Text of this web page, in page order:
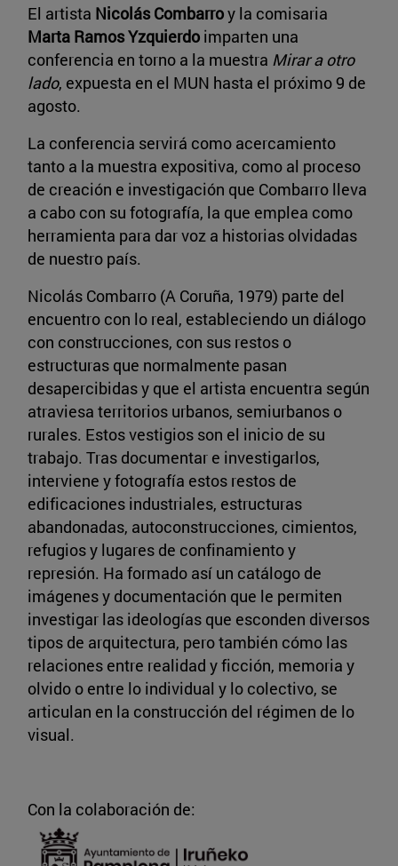
El artista Nicolás Combarroy la comisaria
Marta Ramos Yzquierdo imparten una
conferencia en torno a la muestra Mirar a otro
lado, expuesta en el MUN hasta el próximo 9 de
agosto.
La conferencia servirá como acercamiento
tanto a la muestra expositiva, como al proceso
de creación e investigación que Combarro lleva
a cabo con su fotografía, la que emplea como
herramienta para dar voz a historias olvidadas
de nuestro país.
Nicolás Combarro (A Coruña, 1979) parte del
encuentro con lo real, estableciendo un diálogo
con construcciones, con sus restos o
estructuras que normalmente pasan
desapercibidas y que el artista encuentra según
atraviesa territorios urbanos, semiurbanos o
rurales. Estos vestigios son el inicio de su
trabajo. Tras documentar e investigarlos,
interviene y fotografía estos restos de
edificaciones industriales, estructuras
abandonadas, autoconstrucciones, cimientos,
refugios y lugares de confinamiento y
represión. Ha formado así un catálogo de
imágenes y documentación que le permiten
investigar las ideologías que esconden diversos
tipos de arquitectura, pero también cómo las
relaciones entre realidad y ficción, memoria y
olvido o entre lo individual y lo colectivo, se
articulan en la construcción del régimen de lo
visual.
Con la colaboración de: